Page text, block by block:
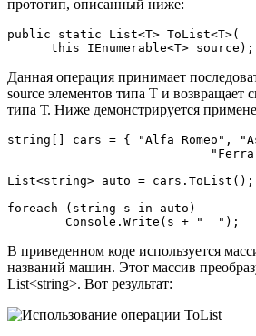
прототип, описанный ниже:
public static List<T> ToList<T>(
      this IEnumerable<T> source);
Данная операция принимает
source элементов типа T и возвращает
типа Т. Ниже демонстрируется
string[] cars = { "Alfa Romeo",
List<string> auto = cars.ToList();
foreach (string s in auto)
        Console.Write(s + "  ");
В приведенном коде используется
названий машин. Этот массив
List<string>. Вот результат: